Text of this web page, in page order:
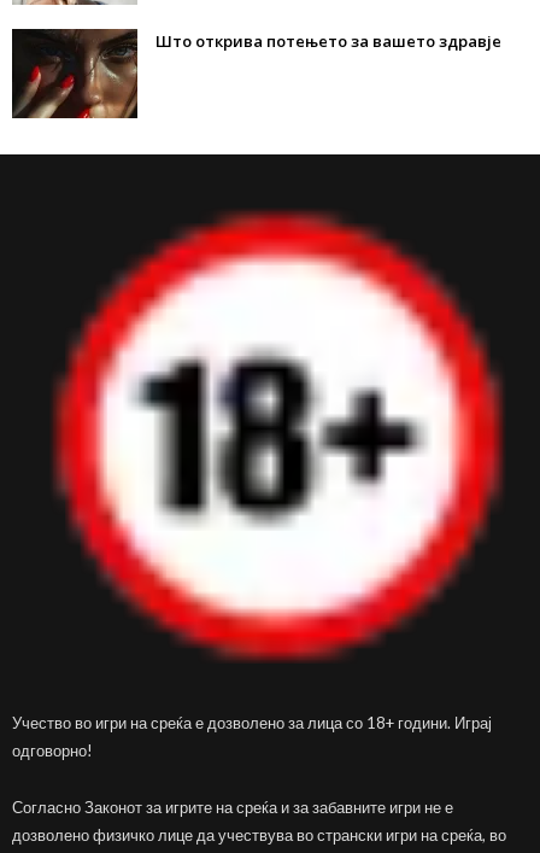
Што открива потењето за вашето здравје
Учество во игри на среќа е дозволено за лица со 18+ години. Играј
одговорно!
Согласно Законот за игрите на среќа и за забавните игри не е
дозволено физичко лице да учествува во странски игри на среќа, во